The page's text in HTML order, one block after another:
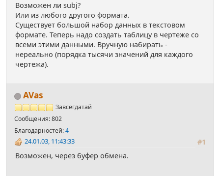
Возможен ли subj?
Или из любого другого формата.
Существует большой набор данных в текстовом
формате. Теперь надо создать таблицу в чертеже со
всеми этими данными. Вручную набирать -
нереально (порядка тысячи значений для каждого
чертежа).
AVas
Завсегдатай
Сообщения: 802
Благодарностей:4
#1
24.01.03, 11:43:33
Возможен, через буфер обмена.